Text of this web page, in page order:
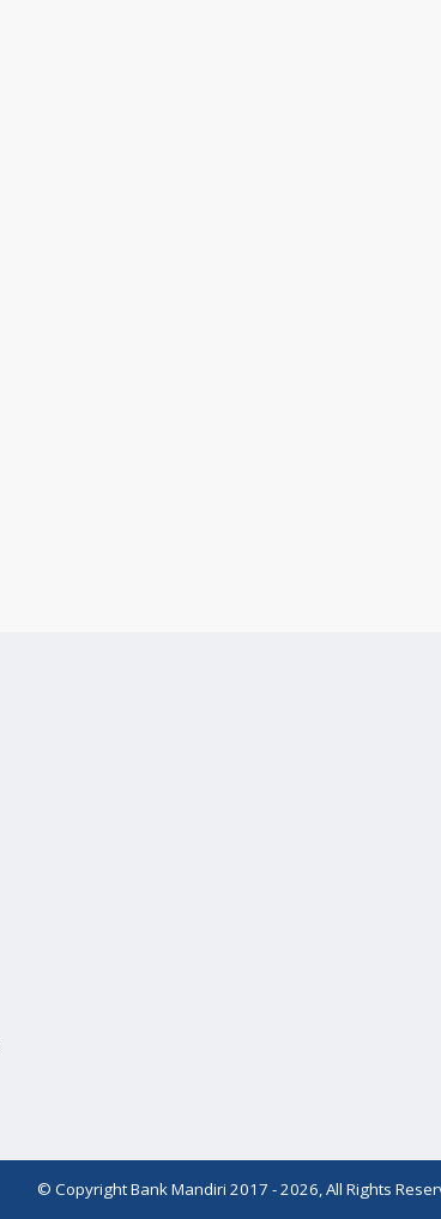
© Copyright Bank Mandiri 2017 - 2026, All Rights